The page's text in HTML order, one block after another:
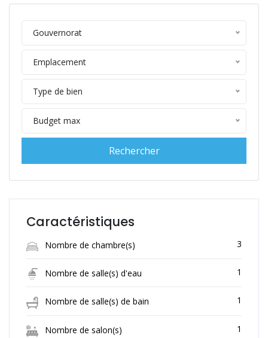
Gouvernorat
Emplacement
Type de bien
Budget max
Caractéristiques
Nombre de chambre(s) 3
Nombre de salle(s) d'eau 1
Nombre de salle(s) de bain 1
Nombre de salon(s) 1